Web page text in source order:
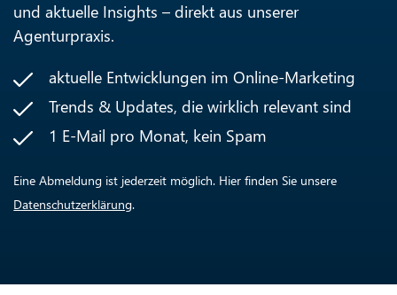
und aktuelle Insights – direkt aus unserer
Agenturpraxis.
aktuelle Entwicklungen im Online-Marketing
Trends & Updates, die wirklich relevant sind
1 E-Mail pro Monat, kein Spam
Eine Abmeldung ist jederzeit möglich. Hier finden Sie unsere
Datenschutzerklärung.